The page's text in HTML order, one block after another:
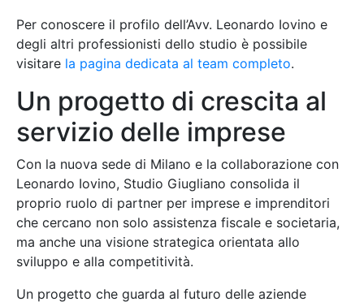
Per conoscere il profilo dell’Avv. Leonardo Iovino e
degli altri professionisti dello studio è possibile
visitare la pagina dedicata al team completo.
Un progetto di crescita al
servizio delle imprese
Con la nuova sede di Milano e la collaborazione con
Leonardo Iovino, Studio Giugliano consolida il
proprio ruolo di partner per imprese e imprenditori
che cercano non solo assistenza fiscale e societaria,
ma anche una visione strategica orientata allo
sviluppo e alla competitività.
Un progetto che guarda al futuro delle aziende